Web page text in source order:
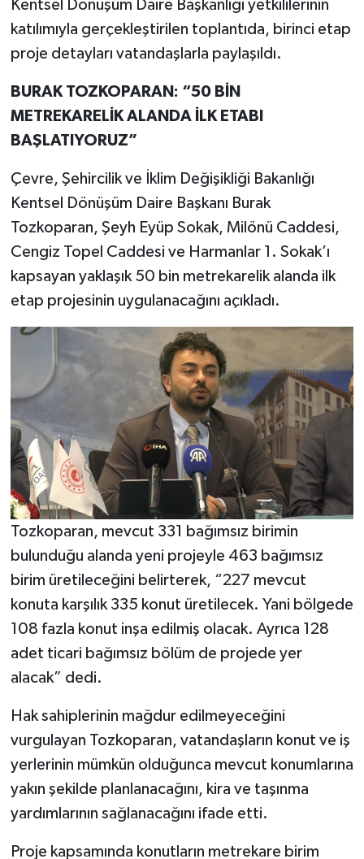
Kentsel Dönüşüm Daire Başkanlığı yetkililerinin
katılımıyla gerçekleştirilen toplantıda, birinci etap
proje detayları vatandaşlarla paylaşıldı.
BURAK TOZKOPARAN: “50 BİN
METREKARELİK ALANDA İLK ETABI
BAŞLATIYORUZ”
Çevre, Şehircilik ve İklim Değişikliği Bakanlığı
Kentsel Dönüşüm Daire Başkanı Burak
Tozkoparan, Şeyh Eyüp Sokak, Milönü Caddesi,
Cengiz Topel Caddesi ve Harmanlar 1. Sokak’ı
kapsayan yaklaşık 50 bin metrekarelik alanda ilk
etap projesinin uygulanacağını açıkladı.
Tozkoparan, mevcut 331 bağımsız birimin
bulunduğu alanda yeni projeyle 463 bağımsız
birim üretileceğini belirterek, “227 mevcut
konuta karşılık 335 konut üretilecek. Yani bölgede
108 fazla konut inşa edilmiş olacak. Ayrıca 128
adet ticari bağımsız bölüm de projede yer
alacak” dedi.
Hak sahiplerinin mağdur edilmeyeceğini
vurgulayan Tozkoparan, vatandaşların konut ve iş
yerlerinin mümkün olduğunca mevcut konumlarına
yakın şekilde planlanacağını, kira ve taşınma
yardımlarının sağlanacağını ifade etti.
Proje kapsamında konutların metrekare birim